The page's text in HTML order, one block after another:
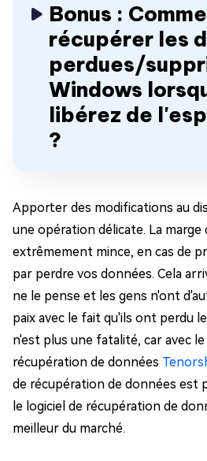
Bonus :
récupérer les
perdues/
Windows
libérez de
?
Apporter des modifications au
une opération délicate. La
extrêmement mince, en cas de
par perdre vos données. Cela
ne le pense et les gens n'ont
paix avec le fait qu'ils ont perdu
n'est plus une fatalité, car avec
récupération de données
de récupération de données est
le logiciel de récupération de
meilleur du marché.